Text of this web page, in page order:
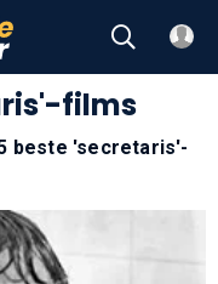
films
beste 'secretaris'-